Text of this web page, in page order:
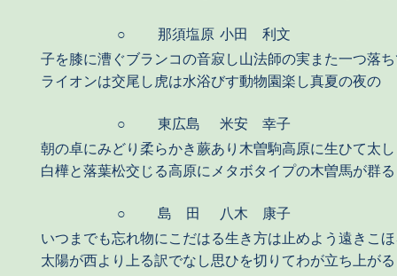
○ 那須塩原 小田 利文
子を膝に漕ぐブランコの音寂し山法師の実また一つ落
ライオンは交尾し虎は水浴びす動物園楽し真夏の夜の
○ 東広島
米安 幸子
朝の卓にみどり柔らかき蕨あり木曽駒高原に生ひて太
白樺と落葉松交じる高原にメタボタイプの木曽馬が群る
○ 島 田
八木 康子
いつまでも忘れ物にこだはる生き方は止めよう遠きこ
太陽が西より上る訳でなし思ひを切りてわが立ち上がる